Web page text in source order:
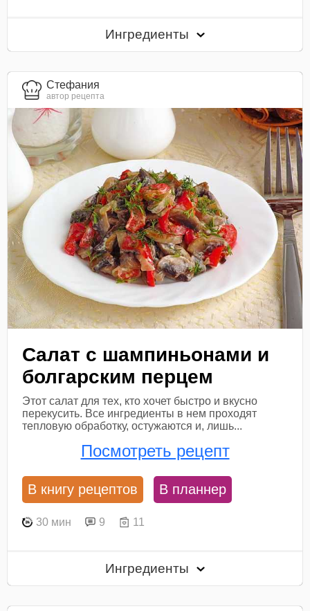
Ингредиенты
Стефания
автор рецепта
Салат с шампиньонами и
болгарским перцем
Этот салат для тех, кто хочет быстро и вкусно
перекусить. Все ингредиенты в нем проходят
тепловую обработку, остужаются и, лишь...
Посмотреть рецепт
В книгу рецептов В планнер
30 мин 9 11
Ингредиенты